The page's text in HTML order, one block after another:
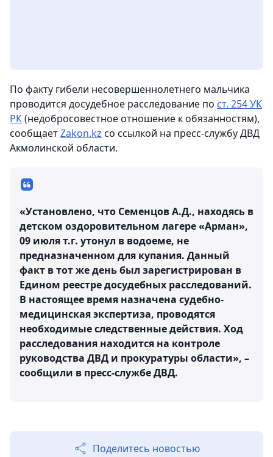
По факту гибели несовершеннолетнего мальчика
проводится досудебное расследование по ст. 254 УК
РК(недобросовестное отношение к обязанностям),
сообщаетZakon.kz со ссылкой на пресс-службу ДВД
Акмолинской области.
«Установлено, что Семенцов А.Д., находясь в
детском оздоровительном лагере «Арман»,
09 июля т.г. утонул в водоеме, не
предназначенном для купания. Данный
факт в тот же день был зарегистрирован в
Едином реестре досудебных расследований.
В настоящее время назначена судебно-
медицинская экспертиза, проводятся
необходимые следственные действия. Ход
расследования находится на контроле
руководства ДВД и прокуратуры области», –
сообщили в пресс-службе ДВД.
Поделитесь новостью